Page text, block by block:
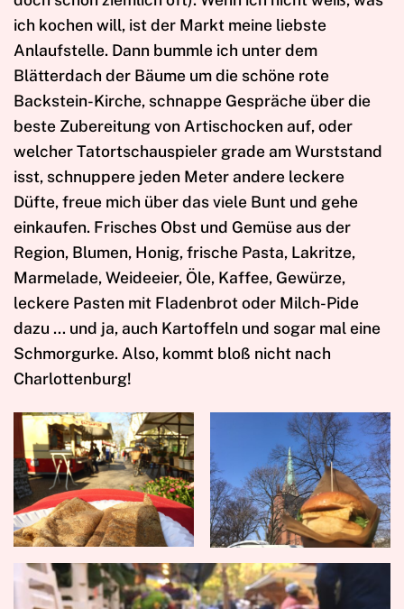
ich kochen will, ist der Markt meine liebste
Anlaufstelle. Dann bummle ich unter dem
Blätterdach der Bäume um die schöne rote
Backstein-Kirche, schnappe Gespräche über die
beste Zubereitung von Artischocken auf, oder
welcher Tatortschauspieler grade am Wurststand
isst, schnuppere jeden Meter andere leckere
Düfte, freue mich über das viele Bunt und gehe
einkaufen. Frisches Obst und Gemüse aus der
Region, Blumen, Honig, frische Pasta, Lakritze,
Marmelade, Weideeier, Öle, Kaffee, Gewürze,
leckere Pasten mit Fladenbrot oder Milch-Pide
dazu … und ja, auch Kartoffeln und sogar mal eine
Schmorgurke. Also, kommt bloß nicht nach
Charlottenburg!